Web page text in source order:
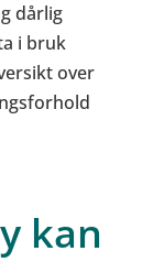
dårlig
i bruk
over
kan